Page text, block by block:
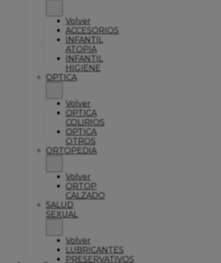
Volver
ACCESORIOS
INFANTIL
ATOPIA
INFANTIL
HIGIENE
OPTICA
Volver
OPTICA
COLIRIOS
OPTICA
OTROS
ORTOPEDIA
Volver
ORTOP
CALZADO
SALUD
SEXUAL
Volver
LUBRICANTES
PRESERVATIVOS